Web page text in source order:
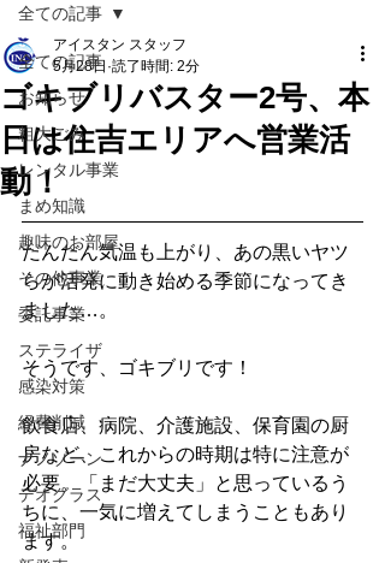
全ての記事
お知らせ
粗大ごみ
レンタル事業
まめ知識
趣味のお部屋
その他事業
委託事業
ステライザ
感染対策
経費削減
ナノゾーン
デオグラス
福祉部門
全ての記事
ゴキブリバスター2号、本
日は住吉エリアへ営業活
動！
アイスタン スタッフ
5月28日 読了時間: 2分
だんだん気温も上がり、あの黒いヤツ
らが活発に動き始める季節になってき
ました…。
そうです、ゴキブリです！
飲食店、病院、介護施設、保育園の厨
房など、これからの時期は特に注意が
必要。「まだ大丈夫」と思っているう
ちに、一気に増えてしまうこともあり
ます。